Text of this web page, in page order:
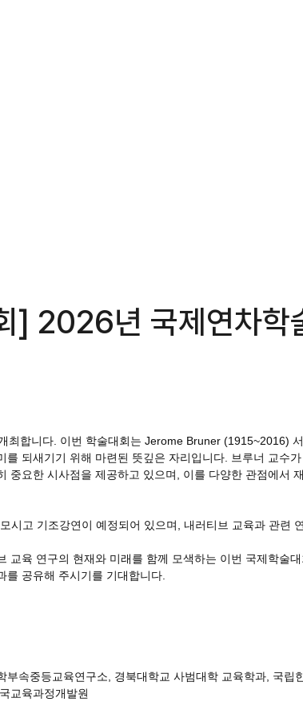
] 2026년 국제연차학
최합니다. 이번 학술대회는 Jerome Bruner (1915~2016)
되새기기 위해 마련된 뜻깊은 자리입니다. 브루너 교수
중요한 시사점을 제공하고 있으며, 이를 다양한 관점에서
시고 기조강연이 예정되어 있으며, 내러티브 교육과 관련
교육 연구의 현재와 미래를 함께 모색하는 이번 국제학술
를 공유해 주시기를 기대합니다.
속중등교육연구소, 경북대학교 사범대학 교육학과, 국립
교육과정개발원